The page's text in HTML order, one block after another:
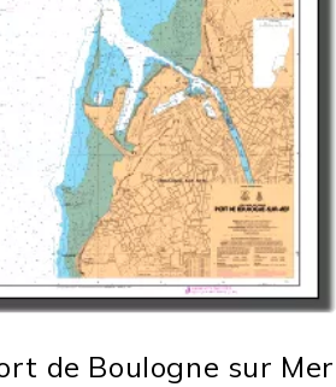
de Boulogne sur Mer